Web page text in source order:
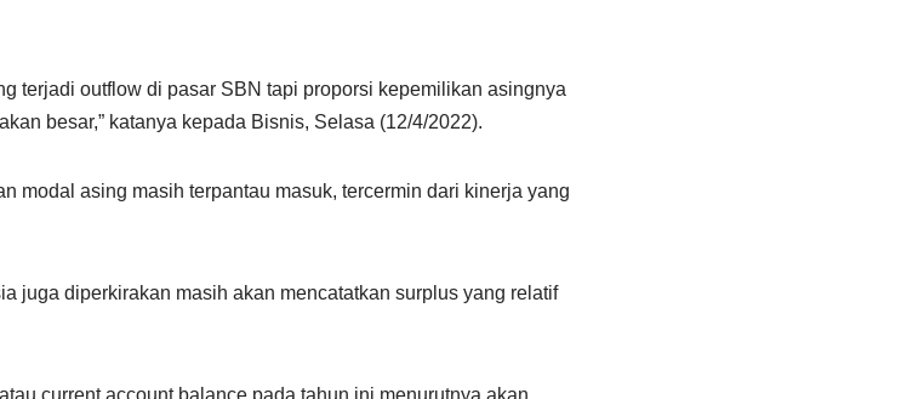
terjadi outflow di pasar SBN tapi proporsi kepemilikan asingnya
besar,” katanya kepada Bisnis, Selasa (12/4/2022).
modal asing masih terpantau masuk, tercermin dari kinerja yang
juga diperkirakan masih akan mencatatkan surplus yang relatif